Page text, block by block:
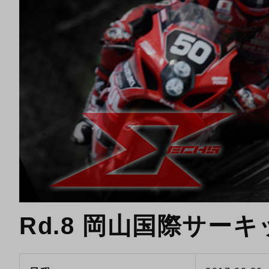
Rd.8 岡山国際サーキ